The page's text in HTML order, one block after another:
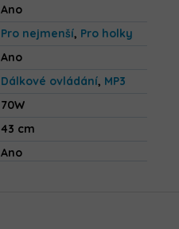
Ano
Pro nejmenší, Pro holky
Ano
Dálkové ovládání, MP3
70W
43 cm
Ano